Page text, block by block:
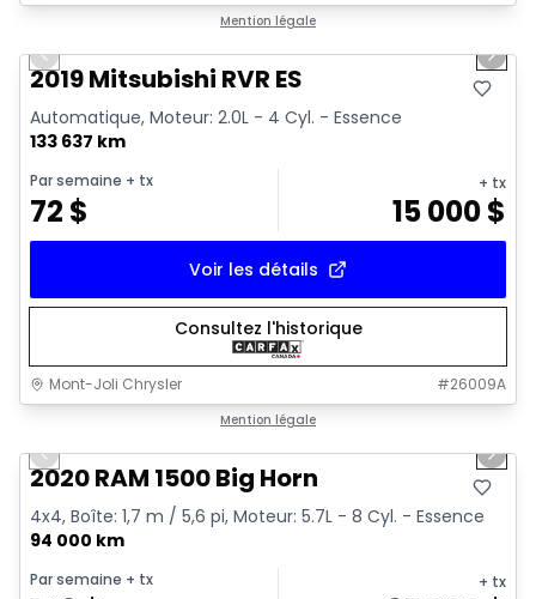
Mention légale
Vidéo disponible
Previous slide Next
2019 Mitsubishi RVR ES
Automatique, Moteur: 2.0L - 4 Cyl. - Essence
133 637 km
Par semaine + tx
72 $
+ tx
15 000$
Voir les détails
Consultez l'historique
Mont-Joli Chrysler #26009A
Mention légale
Previous slide Next
2020 RAM 1500 Big Horn
4x4, Boîte: 1,7 m / 5,6 pi, Moteur: 5.7L - 8 Cyl. - Essence
94 000 km
Par semaine + tx + tx